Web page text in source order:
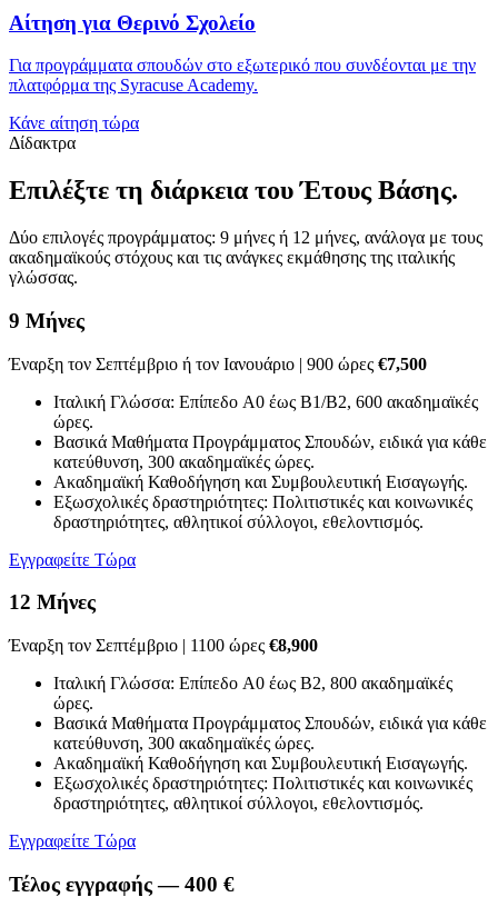
Αίτηση για Θερινό Σχολείο
Για προγράμματα σπουδών στο εξωτερικό που συνδέονται με την
πλατφόρμα της Syracuse Academy.
Κάνε αίτηση τώρα
Δίδακτρα
Επιλέξτε τη διάρκεια του Έτους Βάσης.
Δύο επιλογές προγράμματος: 9 μήνες ή 12 μήνες, ανάλογα με τους
ακαδημαϊκούς στόχους και τις ανάγκες εκμάθησης της ιταλικής
γλώσσας.
9 Μήνες
Έναρξη τον Σεπτέμβριο ή τον Ιανουάριο | 900 ώρες €7,500
Ιταλική Γλώσσα: Επίπεδο A0 έως B1/B2, 600 ακαδημαϊκές
ώρες.
Βασικά Μαθήματα Προγράμματος Σπουδών, ειδικά για κάθε
κατεύθυνση, 300 ακαδημαϊκές ώρες.
Ακαδημαϊκή Καθοδήγηση και Συμβουλευτική Εισαγωγής.
Εξωσχολικές δραστηριότητες: Πολιτιστικές και κοινωνικές
δραστηριότητες, αθλητικοί σύλλογοι, εθελοντισμός.
Εγγραφείτε Τώρα
12 Μήνες
Έναρξη τον Σεπτέμβριο | 1100 ώρες €8,900
Ιταλική Γλώσσα: Επίπεδο A0 έως B2, 800 ακαδημαϊκές
ώρες.
Βασικά Μαθήματα Προγράμματος Σπουδών, ειδικά για κάθε
κατεύθυνση, 300 ακαδημαϊκές ώρες.
Ακαδημαϊκή Καθοδήγηση και Συμβουλευτική Εισαγωγής.
Εξωσχολικές δραστηριότητες: Πολιτιστικές και κοινωνικές
δραστηριότητες, αθλητικοί σύλλογοι, εθελοντισμός.
Εγγραφείτε Τώρα
Τέλος εγγραφής — 400 €